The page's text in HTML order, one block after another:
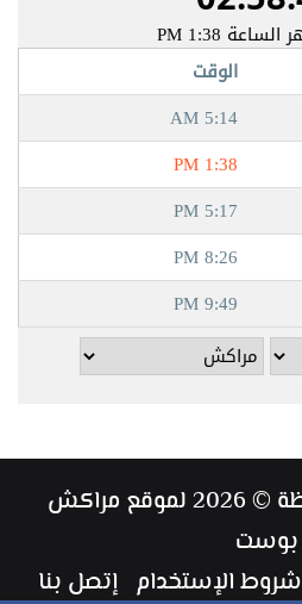
حقوق النشر محفوظة © 2026 لموقع مراكش
بوست
شروط الإستخدام إتصل بنا